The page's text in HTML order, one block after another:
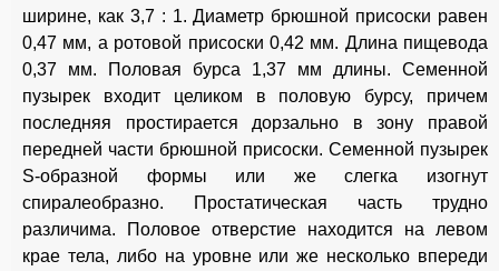
ширине, как 3,7 : 1. Диаметр брюшной присоски равен
0,47 мм, а ротовой присоски 0,42 мм. Длина пищевода
0,37 мм. Половая бурса 1,37 мм длины. Семенной
пузырек входит целиком в половую бурсу, причем
последняя простирается дорзально в зону правой
передней части брюшной присоски. Семенной пузырек
S-образной формы или же слегка изогнут
спиралеобразно. Простатическая часть трудно
различима. Половое отверстие находится на левом
крае тела, либо на уровне или же несколько впереди